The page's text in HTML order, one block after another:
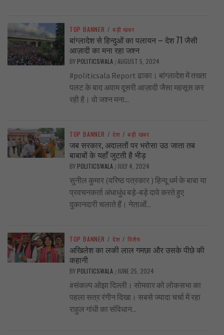
TOP BANNER / बड़ी खबर
बांग्लादेश से हिन्दुओं का पलायन – देश 71 जैसी
आज़ादी का मना रहा जश्न
BY POLITICSWALA /AUGUST 5, 2024
#politicsala Report ढाका। बांग्लादेश में तख्ता
पलट के बाद अवाम दूसरी आज़ादी जैसा महसूस कर
रही है। वो जश्न मना...
TOP BANNER / देश / बड़ी खबर
जब सरकार, अदालतों पर भरोसा उठ जाता तब
बाबाबों के यहाँ जुटती है भीड़
BY POLITICSWALA / JULY 4, 2024
सुनील कुमार (वरिष्ठ पत्रकार ) हिन्दू धर्म के बाबा या
प्रवचनकर्ता अंधाधुंध बड़े-बड़े दावे करते हुए
दुकानदारी चलाते हैं। नेताओं...
TOP BANNER / देश / विशेष
अखिलेश का लकी लाल गमछा और उसके पीछे की
कहानी
BY POLITICSWALA / JUNE 25, 2024
#संकल्प ओझा दिल्ली। सोमवार को लोकसभा का
पहला सत्र रंगीन दिखा। सबसे ज्यादा चर्चा में रहा
राहुल गांधी का संविधान...